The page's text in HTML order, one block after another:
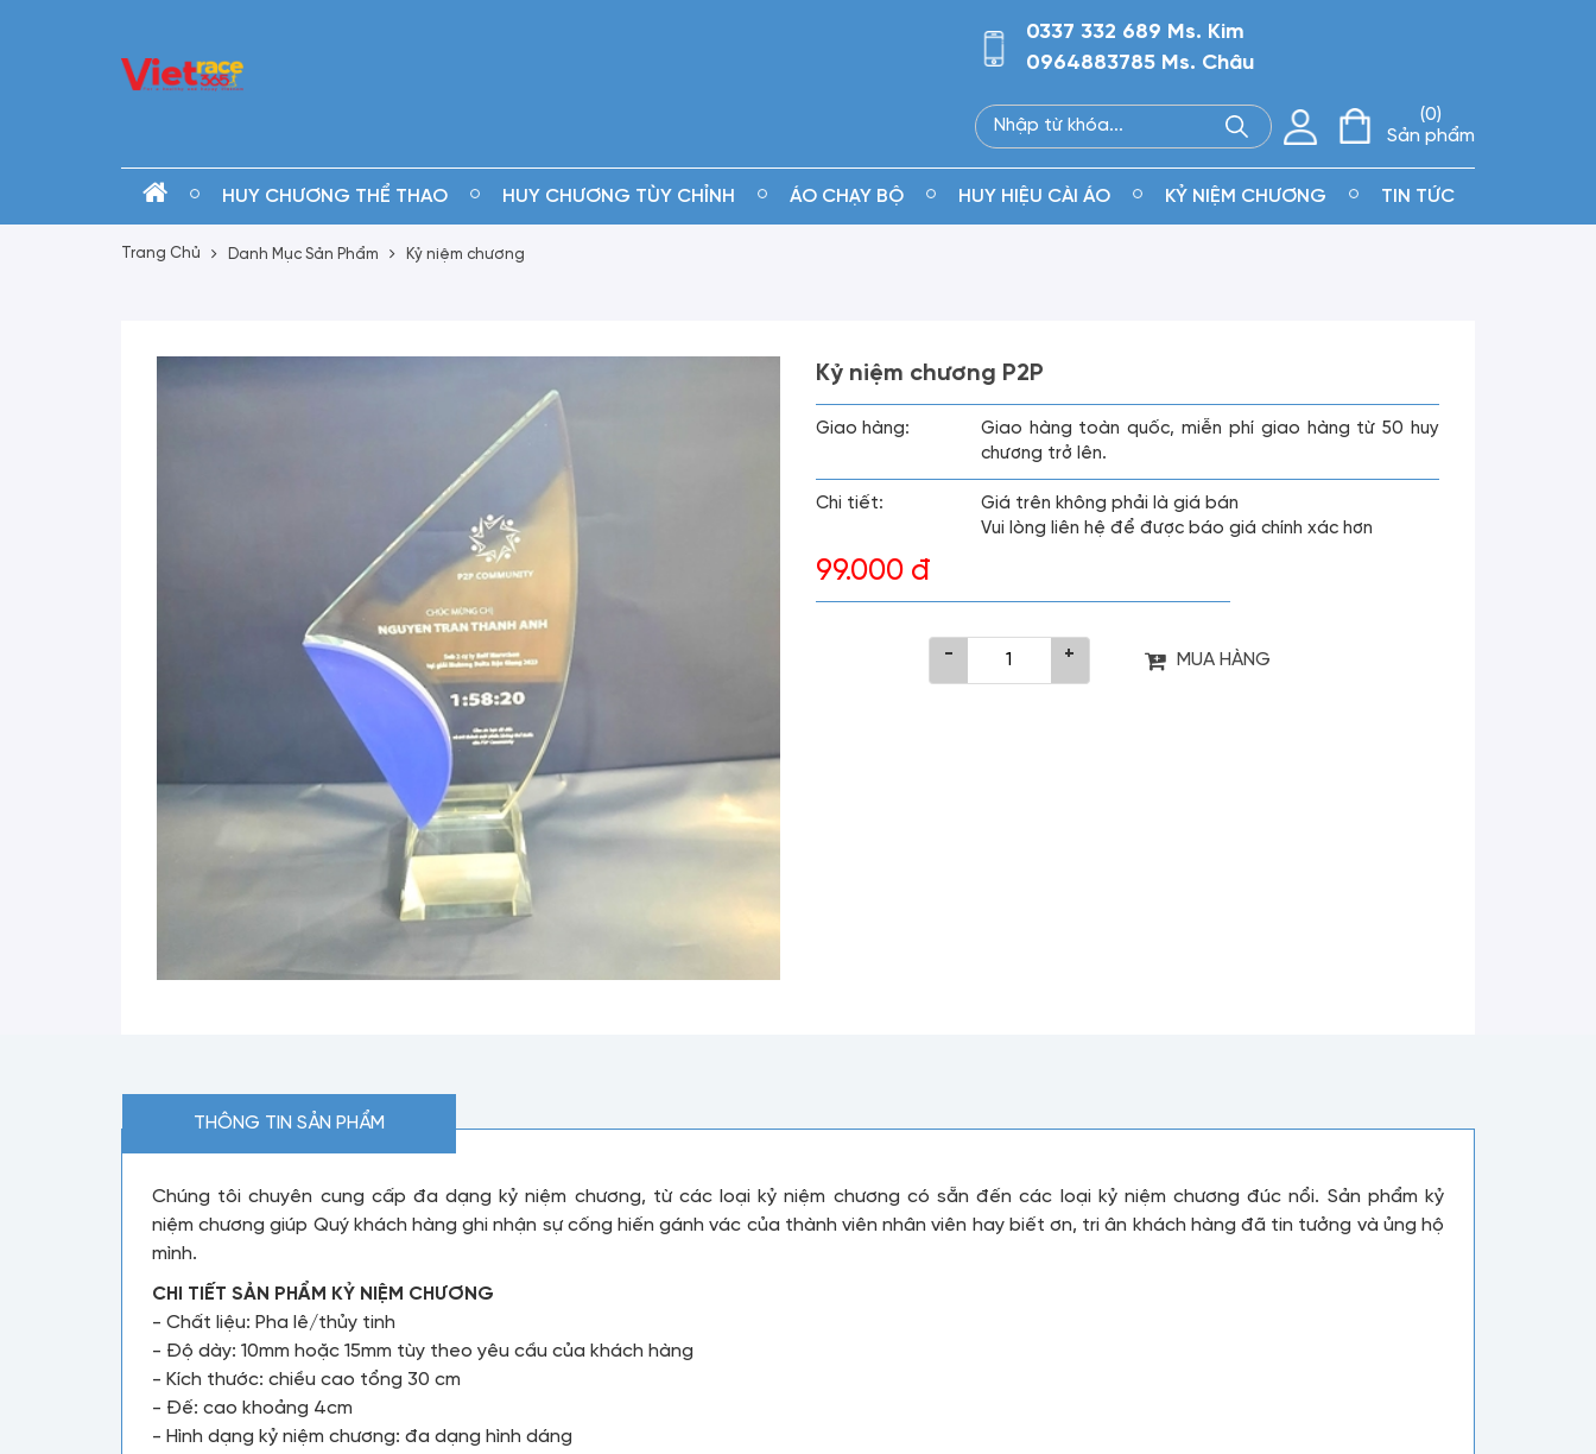
0337 332 689 Ms. Kim
0964883785 Ms. Châu
0
Sản phẩm
HUY CHƯƠNG THỂ THAO HUY CHƯƠNG TÙY CHỈNH ÁO CHẠY BỘ HUY HIỆU CÀI ÁO KỶ NIỆM CHƯƠNG TIN TỨC
Trang Chủ Danh Mục Sản Phẩm Kỷ niệm chương
Kỷ niệm chương P2P
Giao hàng:
Giao hàng toàn quốc, miễn phí giao hàng từ 50 huy
chương trở lên.
Chi tiết:
Giá trên không phải là giá bán
Vui lòng liên hệ để được báo giá chính xác hơn
99.000 đ
- + MUA HÀNG
THÔNG TIN SẢN PHẨM
Chúng tôi chuyên cung cấp đa dạng kỷ niệm chương, từ các loại kỷ niệm chương có sẵn đến các loại kỷ niệm chương đúc nổi. Sản phẩm kỷ
niệm chương giúp Quý khách hàng ghi nhận sự cống hiến gánh vác của thành viên nhân viên hay biết ơn, tri ân khách hàng đã tin tưởng và ủng hộ
mình.
CHI TIẾT SẢN PHẨM KỶ NIỆM CHƯƠNG
- Chất liệu: Pha lê/thủy tinh
- Độ dày: 10mm hoặc 15mm tùy theo yêu cầu của khách hàng
- Kích thước: chiều cao tổng 30 cm
- Đế: cao khoảng 4cm
- Hình dạng kỷ niệm chương: đa dạng hình dáng